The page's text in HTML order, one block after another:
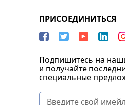
ПРИСОЕДИНИТЬСЯ
Подпишитесь на
и получайте
специальные